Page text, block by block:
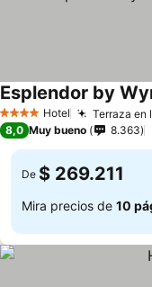
4 EstrellasHotel Terraza en
Ver precios
8,0 Muy bueno 8.363
De $ 269.211
Mira precios de 10